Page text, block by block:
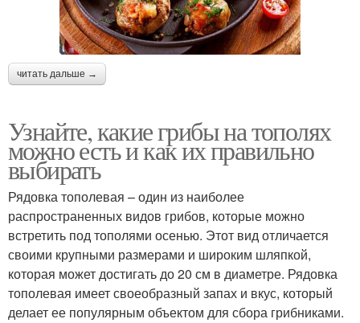
читать дальше →
Узнайте, какие грибы на тополях
можно есть и как их правильно
выбирать
Рядовка тополевая – один из наиболее
распространенных видов грибов, которые можно
встретить под тополями осенью. Этот вид отличается
своими крупными размерами и широким шляпкой,
которая может достигать до 20 см в диаметре. Рядовка
тополевая имеет своеобразный запах и вкус, который
делает ее популярным объектом для сбора грибниками.